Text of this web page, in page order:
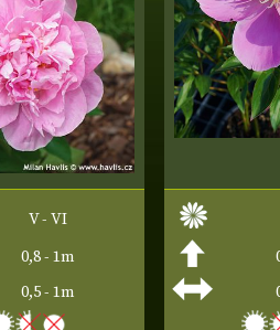
V - VI
0,8 - 1m
0,5 - 1m